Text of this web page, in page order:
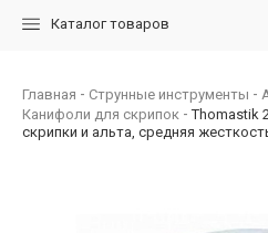
Каталог товаров
Главная Струнные инструменты
Канифоли для скрипок
Thomastik
скрипки и альта, средняя